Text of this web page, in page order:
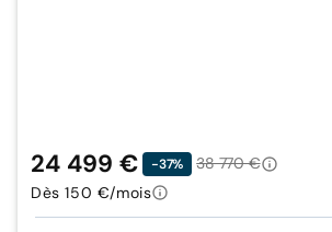
24 499 € -37%
38 770 €
Dès 150 €/mois